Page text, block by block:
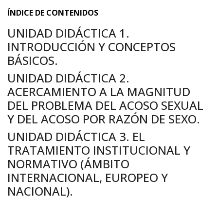
ÍNDICE DE CONTENIDOS
UNIDAD DIDÁCTICA 1.
INTRODUCCIÓN Y CONCEPTOS
BÁSICOS.
UNIDAD DIDÁCTICA 2.
ACERCAMIENTO A LA MAGNITUD
DEL PROBLEMA DEL ACOSO SEXUAL
Y DEL ACOSO POR RAZÓN DE SEXO.
UNIDAD DIDÁCTICA 3. EL
TRATAMIENTO INSTITUCIONAL Y
NORMATIVO (ÁMBITO
INTERNACIONAL, EUROPEO Y
NACIONAL).